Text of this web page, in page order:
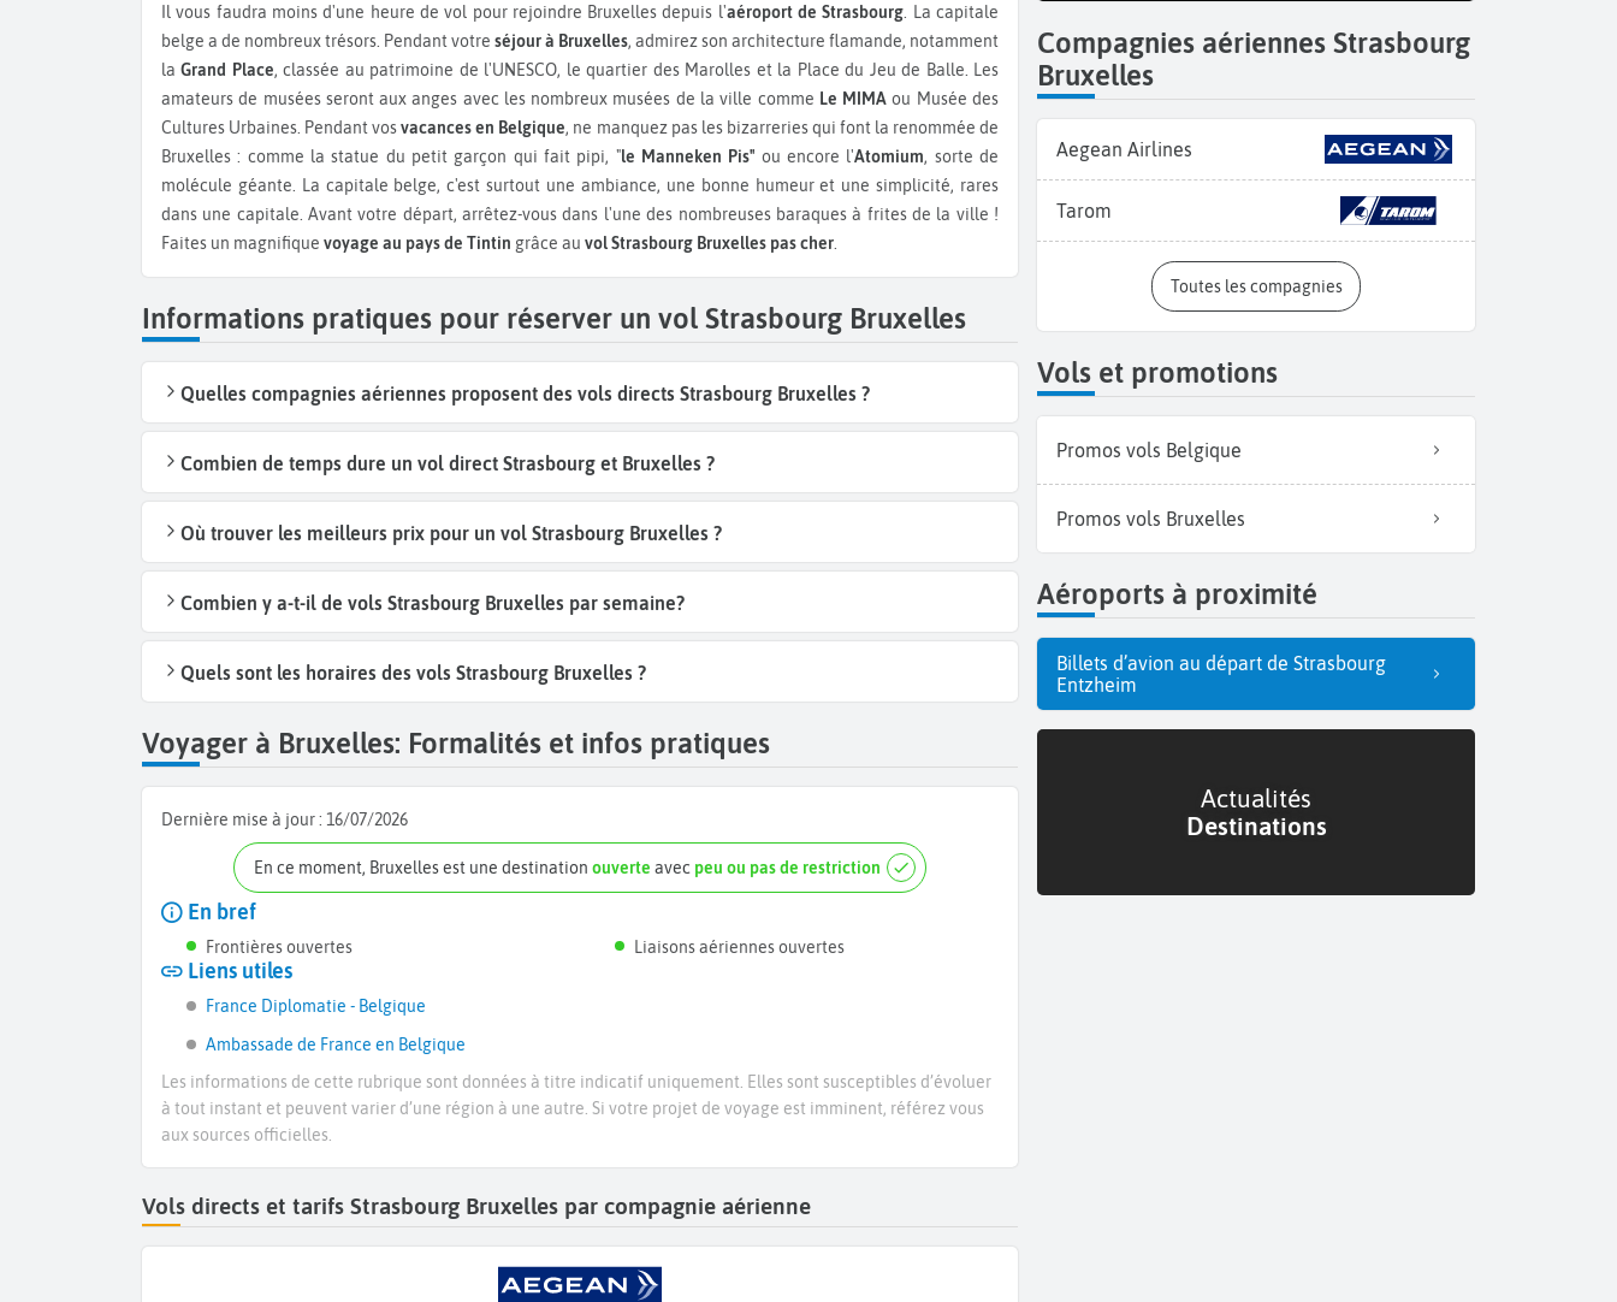
Il vous faudra moins d'une heure de vol pour rejoindre Bruxelles depuis l'aéroport de Strasbourg . La capitale
belge a de nombreux trésors. Pendant votre séjour à Bruxelles, admirez son architecture flamande, notamment
laGrand Place, classée au patrimoine de l'UNESCO, le quartier des Marolles et la Place du Jeu de Balle. Les
amateurs de musées seront aux anges avec les nombreux musées de la ville comme Le MIMA ou Musée des
Cultures Urbaines. Pendant vosvacances en Belgique, ne manquez pas les bizarreries qui font la renommée de
Bruxelles : comme la statue du petit garçon qui fait pipi, "le Manneken Pis" ou encore l'Atomium, sorte de
molécule géante. La capitale belge, c'est surtout une ambiance, une bonne humeur et une simplicité, rares
dans une capitale. Avant votre départ, arrêtez-vous dans l'une des nombreuses baraques à frites de la ville !
Faites un magnifique voyage au pays de Tintin grâce au vol Strasbourg Bruxelles pas cher
Informations pratiques pour réserver un vol Strasbourg Bruxelles
Quelles compagnies aériennes proposent des vols directs Strasbourg Bruxelles ?
Combien de temps dure un vol direct Strasbourg et Bruxelles ?
Où trouver les meilleurs prix pour un vol Strasbourg Bruxelles ?
Combien y a-t-il de vols Strasbourg Bruxelles par semaine?
Quels sont les horaires des vols Strasbourg Bruxelles ?
Voyager à Bruxelles: Formalités et infos pratiques
Dernière mise à jour : 16/07/2026
En ce moment, Bruxelles est une destinationouverte avec peu ou pas de restriction
En bref
Frontières ouvertes Liaisons aériennes ouvertes
Liens utiles
France Diplomatie - Belgique
Ambassade de France en Belgique
Les informations de cette rubrique sont données à titre indicatif uniquement. Elles sont susceptibles d’évoluer
à tout instant et peuvent varier d’une région à une autre. Si votre projet de voyage est imminent, référez vous
aux sources officielles.
Vols directs et tarifs Strasbourg Bruxelles par compagnie aérienne
Compagnies aériennes Strasbourg
Bruxelles
Aegean Airlines
Tarom
Toutes les compagnies
Vols et promotions
Promos vols Belgique
Promos vols Bruxelles
Aéroports à proximité
Billets d’avion au départ de Strasbourg
Entzheim
Actualités
Destinations